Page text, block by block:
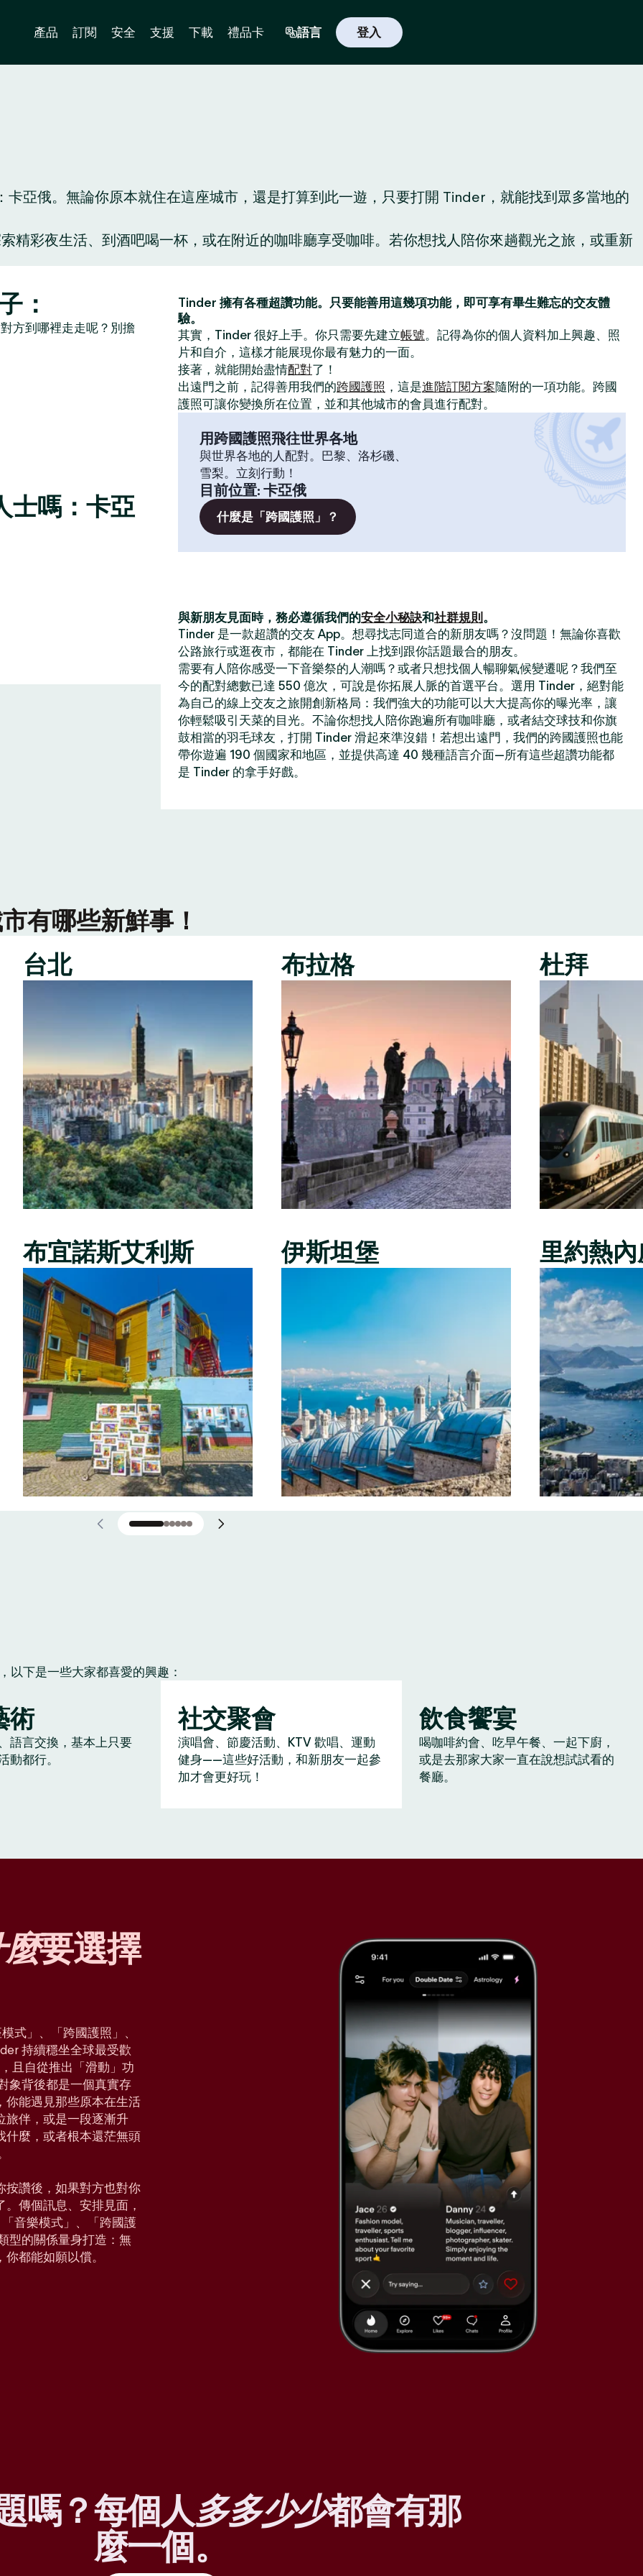
產品 訂閱 安全 支援 下載 禮品卡 語言 登入
亞俄。無論你原本就住在這座城市，還是打算到此一遊，只要打開 Tinder，就能找到眾多當地的
精彩夜生活、到酒吧喝一杯，或在附近的咖啡廳享受咖啡。若你想找人陪你來趟觀光之旅，或重新
：
方到哪裡走走呢？別擔
士嗎：卡亞
Tinder 擁有各種超讚功能。只要能善用這幾項功能，即可享有畢生難忘的交友體
驗。
其實，Tinder 很好上手。你只需要先建立帳號。記得為你的個人資料加上興趣、照
片和自介，這樣才能展現你最有魅力的一面。
接著，就能開始盡情配對了！
出遠門之前，記得善用我們的跨國護照 ，這是進階訂閱方案隨附的一項功能。跨國
護照可讓你變換所在位置，並和其他城市的會員進行配對。
用跨國護照飛往世界各地
與世界各地的人配對。巴黎、洛杉磯、
雪梨。立刻行動！
目前位置: 卡亞俄
什麼是「跨國護照」？
與新朋友見面時，務必遵循我們的安全小秘訣和社群規則 。
Tinder 是一款超讚的交友 App。想尋找志同道合的新朋友嗎？沒問題！無論你喜歡
公路旅行或逛夜市，都能在 Tinder 上找到跟你話題最合的朋友。
需要有人陪你感受一下音樂祭的人潮嗎？或者只想找個人暢聊氣候變遷呢？我們至
今的配對總數已達 550 億次，可說是你拓展人脈的首選平台。選用 Tinder，絕對能
為自己的線上交友之旅開創新格局：我們強大的功能可以大大提高你的曝光率，讓
你輕鬆吸引天菜的目光。不論你想找人陪你跑遍所有咖啡廳，或者結交球技和你旗
鼓相當的羽毛球友，打開 Tinder 滑起來準沒錯！若想出遠門，我們的跨國護照也能
帶你遊遍 190 個國家和地區，並提供高達 40 幾種語言介面—所有這些超讚功能都
是 Tinder 的拿手好戲。
有哪些新鮮事！
台北
布宜諾斯艾利斯
布拉格
伊斯坦堡
杜拜
里約熱
以下是一些大家都喜愛的興趣：
術
語言交換，基本上只要
動都行。
社交聚會
演唱會、節慶活動、KTV 歡唱、運動
健身——這些好活動，和新朋友一起參
加才會更好玩！
飲食饗宴
喝咖啡約會、吃早午餐、一起下廚，
或是去那家大家一直在說想試試看的
餐廳。
要選擇
式」、「跨國護照」、
持續穩坐全球最受歡
且自從推出「滑動」功
象背後都是一個真實存
你能遇見那些原本在生活
旅伴，或是一段逐漸升
什麼，或者根本還茫無頭
按讚後，如果對方也對你
傳個訊息、安排見面，
音樂模式」、「跨國護
型的關係量身打造：無
都能如願以償。
嗎？每個人多多少少都會有那
麼一個。